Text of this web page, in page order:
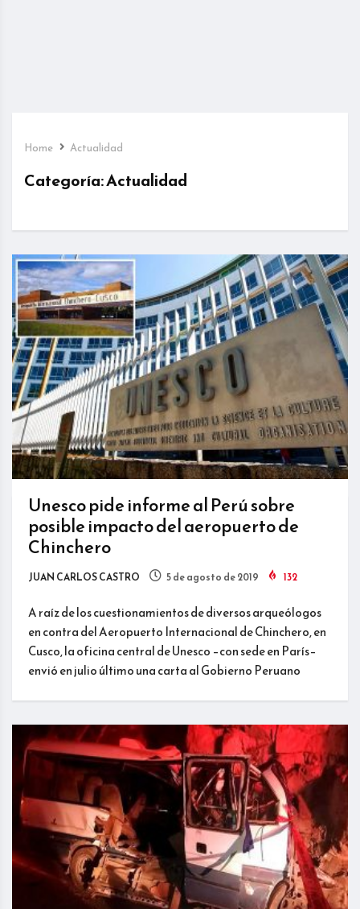
Home Actualidad
Categoría:Actualidad
Unesco pide informe al Perú sobre
posible impacto del aeropuerto de
Chinchero
JUAN CARLOS CASTRO 5 de agosto de 2019 132
A raíz de los cuestionamientos de diversos arqueólogos
en contra del Aeropuerto Internacional de Chinchero, en
Cusco, la oficina central de Unesco –con sede en París–
envió en julio último una carta al Gobierno Peruano